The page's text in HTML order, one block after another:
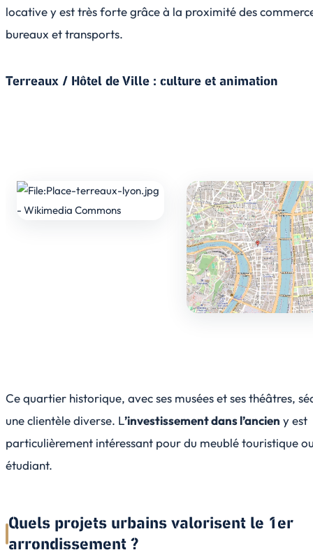
locative y est très forte grâce à la proximité des
bureaux et transports.
Terreaux / Hôtel de Ville : culture et animation
Ce quartier historique, avec ses musées et ses théâtres,
une clientèle diverse. L’investissement dans l’ancien y est
particulièrement intéressant pour du meublé touristique
étudiant.
Quels projets urbains valorisent le 1er
arrondissement ?